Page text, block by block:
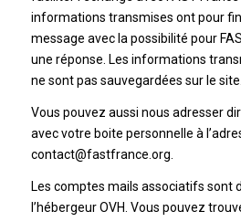
informations transmises ont pour
message avec la possibilité pour
une réponse. Les informations
ne sont pas sauvegardées sur le site.
Vous pouvez aussi nous adresser
avec votre boite personnelle à
contact@fastfrance.org.
Les comptes mails associatifs sont
l’hébergeur OVH. Vous pouvez